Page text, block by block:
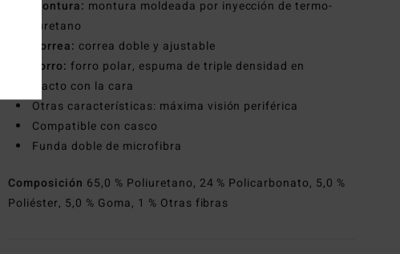
Montura: montura moldeada por inyección de termo-
poliuretano
Correa: correa doble y ajustable
Forro: forro polar, espuma de triple densidad en
contacto con la cara
Otras características: máxima visión periférica
Compatible con casco
Funda doble de microfibra
Composición 65,0 % Poliuretano, 24 % Policarbonato, 5,0 %
Poliéster, 5,0 % Goma, 1 % Otras fibras